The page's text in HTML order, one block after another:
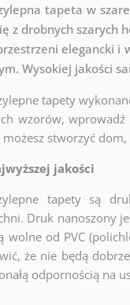
tapeta w
z drobnych
elegancki i
Wysokiej jakości
tapety
wzorów,
stworzyć
jakości
tapety są
Druk nanoszony
wolne od PVC
że nie będą
odpornością na